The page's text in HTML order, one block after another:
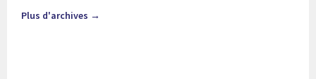
Plus d'archives →